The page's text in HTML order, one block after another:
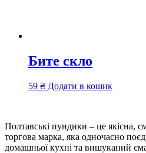
Бите скло
59 ₴ Додати в кошик
Полтавські пундики – це якісна,
торгова марка, яка одночасно
домашньої кухні та вишуканий